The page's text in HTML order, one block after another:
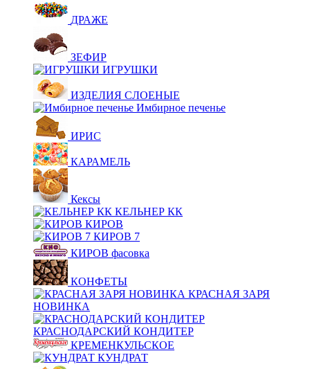
ДРАЖЕ
ЗЕФИР
ИГРУШКИ
ИЗДЕЛИЯ СЛОЕНЫЕ
Имбирное печенье
ИРИС
КАРАМЕЛЬ
Кексы
КЕЛЬНЕР КК
КИРОВ
КИРОВ 7
КИРОВ фасовка
КОНФЕТЫ
КРАСНАЯ ЗАРЯ
НОВИНКА
КРАСНОДАРСКИЙ КОНДИТЕР
КРЕМЕНКУЛЬСКОЕ
КУНДРАТ